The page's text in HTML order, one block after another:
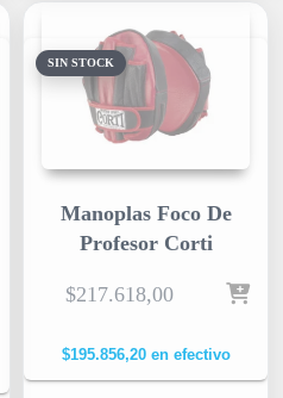
SIN STOCK
Manoplas Foco De
Profesor Corti
$217.618,00
$195.856,20en efectivo